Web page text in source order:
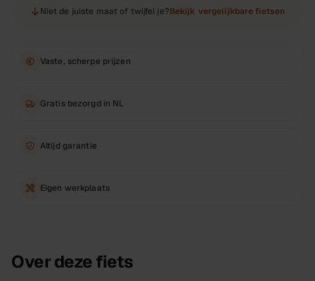
Niet de juiste maat of twijfel je?Bekijk vergelijkbare fietsen
Vaste, scherpe prijzen
Gratis bezorgd in NL
Altijd garantie
Eigen werkplaats
Over deze fiets